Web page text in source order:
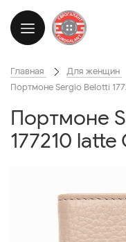
Главная Для женщин
Портмоне Sergio Belotti
Портмоне
177210